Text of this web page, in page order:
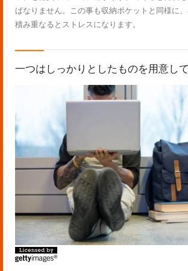
ばなりません。この事も収納ポケットと同様に、
積み重なるとストレスになります。
一つはしっかりとしたものを用意し